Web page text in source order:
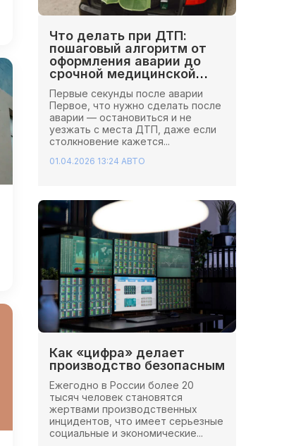
Что делать при ДТП:
пошаговый алгоритм от
оформления аварии до
срочной медицинской
помощи
Первые секунды после аварии
Первое, что нужно сделать после
аварии — остановиться и не
уезжать с места ДТП, даже если
столкновение кажется...
01.04.2026 13:24 АВТО
Как «цифра» делает
производство безопасным
Ежегодно в России более 20
тысяч человек становятся
жертвами производственных
инцидентов, что имеет серьезные
социальные и экономические...